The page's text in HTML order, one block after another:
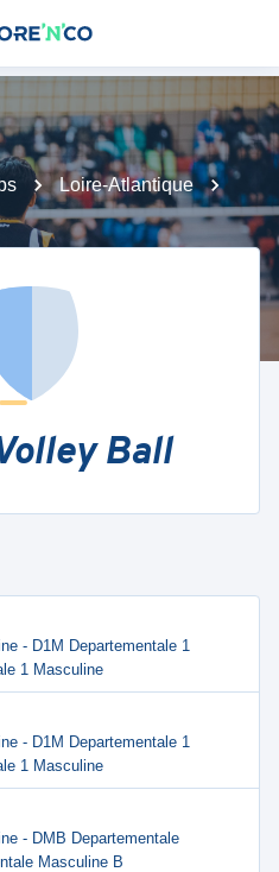
Loire-Atlantique
Ball
- D1M Departementale 1
1 Masculine
- D1M Departementale 1
1 Masculine
- DMB Departementale
Masculine B